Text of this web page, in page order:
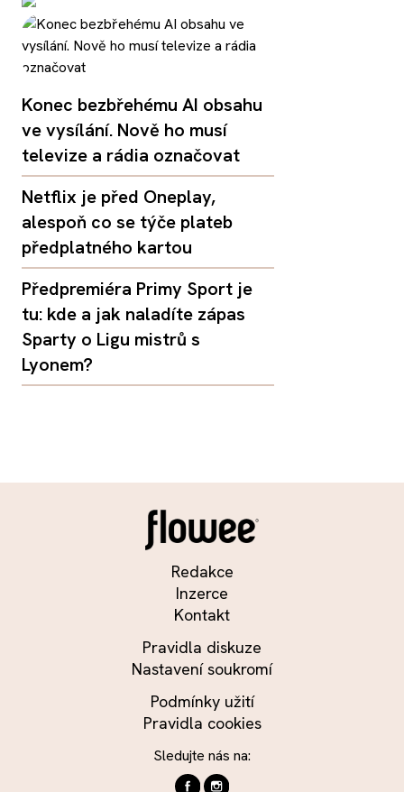
Konec bezbřehému AI obsahu
ve vysílání. Nově ho musí
televize a rádia označovat
Netflix je před Oneplay,
alespoň co se týče plateb
předplatného kartou
Předpremiéra Primy Sport je
tu: kde a jak naladíte zápas
Sparty o Ligu mistrů s
Lyonem?
Redakce
Inzerce
Kontakt
Pravidla diskuze
Nastavení soukromí
Podmínky užití
Pravidla cookies
Sledujte nás na: